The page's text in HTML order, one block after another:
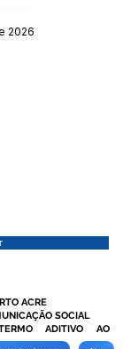
2026
ACRE
SOCIAL
ADITIVO AO